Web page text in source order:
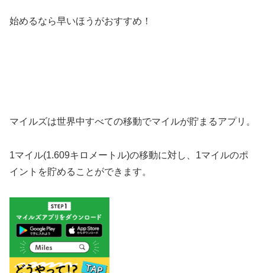
始めるなら早いほうがおすすめ！
マイルズは世界中すべての移動でマイルが貯まるアプリ。
1マイル(1.609キロメートル)の移動に対し、1マイルのポ
イントを貯めることができます。